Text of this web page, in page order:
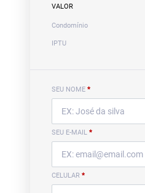
VALOR
Condomínio
IPTU
SEU NOME *
SEU E-MAIL *
CELULAR *